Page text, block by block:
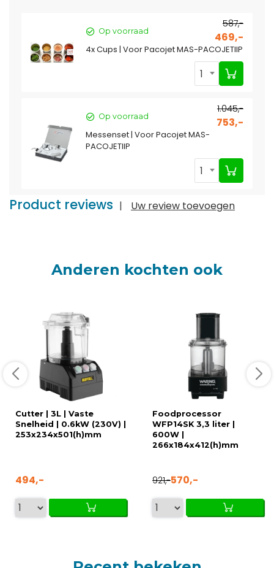
Op voorraad
587,-
469,-
4x Cups | Voor Pacojet MAS-PACOJETIIP
1
Op voorraad
1.045,-
753,-
Messenset | Voor Pacojet MAS-
PACOJETIIP
1
Product reviews | Uw review toevoegen
Anderen kochten ook
Cutter | 3L | Vaste
Snelheid | 0.6kW (230V) |
253x234x501(h)mm
494,-
Foodprocessor
WFP14SK 3,3 liter |
600W |
266x184x412(h)mm
921,-570,-